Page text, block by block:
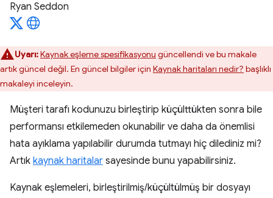
Ryan Seddon
Uyarı:Kaynak eşleme spesifikasyonu güncellendi ve bu makale
artık güncel değil. En güncel bilgiler için Kaynak haritaları nedir? başlıklı
makaleyi inceleyin.
Müşteri tarafı kodunuzu birleştirip küçülttükten sonra bile
performansı etkilemeden okunabilir ve daha da önemlisi
hata ayıklama yapılabilir durumda tutmayı hiç dilediniz mi?
Artık kaynak haritalar sayesinde bunu yapabilirsiniz.
Kaynak eşlemeleri, birleştirilmiş/küçültülmüş bir dosyayı